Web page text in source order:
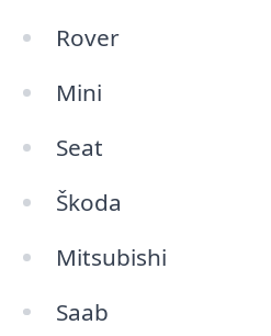
Rover
Mini
Seat
Škoda
Mitsubishi
Saab